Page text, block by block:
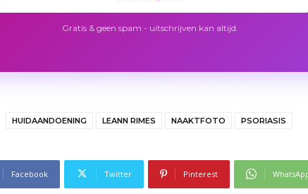
Gratis & geen spam - uitschrijven kan altijd.
HUIDAANDOENING LEANN RIMES NAAKTFOTO PSORIASIS
Facebook Twitter Pinterest